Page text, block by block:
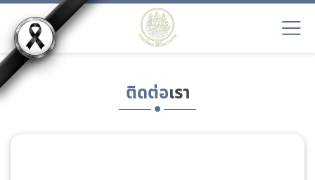
ติดต่อเรา